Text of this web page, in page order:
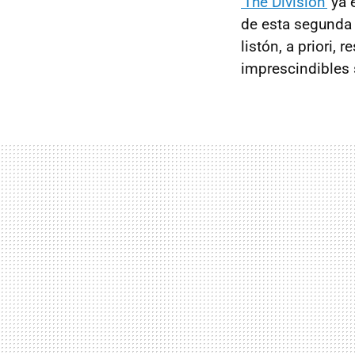
de esta
listón, a priori,
imprescindibles